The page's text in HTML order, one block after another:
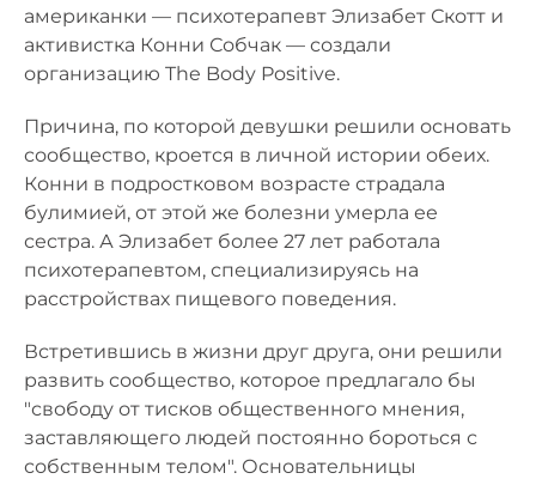
американки — психотерапевт Элизабет Скотт и
активистка Конни Собчак — создали
организацию The Body Positive.
Причина, по которой девушки решили основать
сообщество, кроется в личной истории обеих.
Конни в подростковом возрасте страдала
булимией, от этой же болезни умерла ее
сестра. А Элизабет более 27 лет работала
психотерапевтом, специализируясь на
расстройствах пищевого поведения.
Встретившись в жизни друг друга, они решили
развить сообщество, которое предлагало бы
"свободу от тисков общественного мнения,
заставляющего людей постоянно бороться с
собственным телом". Основательницы